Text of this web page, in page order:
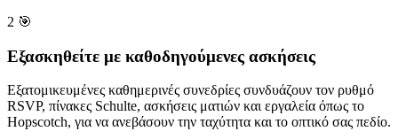
2 🎯
Εξασκηθείτε με καθοδηγούμενες ασκήσεις
Εξατομικευμένες καθημερινές συνεδρίες συνδυάζουν τον ρυθμό
RSVP, πίνακες Schulte, ασκήσεις ματιών και εργαλεία όπως το
Hopscotch, για να ανεβάσουν την ταχύτητα και το οπτικό σας πεδίο.